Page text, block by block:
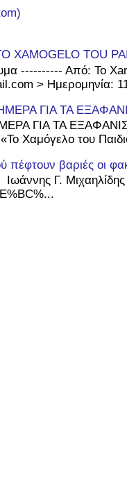
XAMOGELO TOU
---------- Από: To
> Ημερομηνία:
ΓΙΑ ΤΑ
ΓΙΑ ΤΑ
Χαμόγελο του
πέφτουν βαριές οι
Ο Ιωάννης Γ.